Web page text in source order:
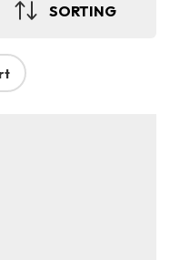
SORTING